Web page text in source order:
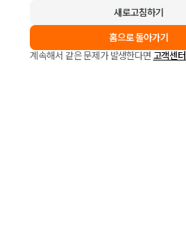
새로고침하기
홈으로 돌아가기
계속해서 같은 문제가 발생한다면 고객센터